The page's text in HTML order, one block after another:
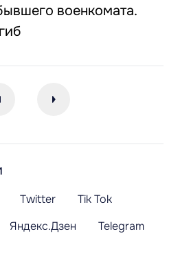
военкомата.
Twitter
Tik Tok
Яндекс.Дзен
Telegram